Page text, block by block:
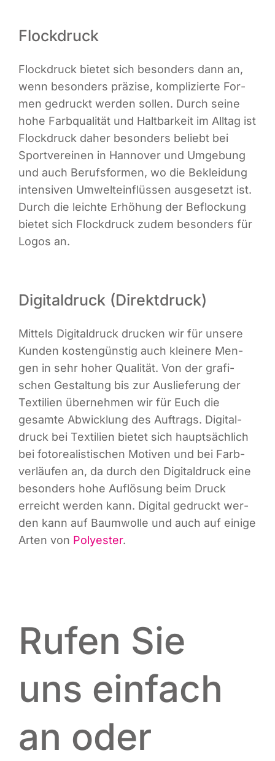
Flockdruck
Flock­druck bie­tet sich beson­ders dann an,
wenn beson­ders prä­zi­se, kom­pli­zier­te For­
men gedruckt wer­den sol­len. Durch sei­ne
hohe Farb­qua­li­tät und Halt­bar­keit im All­tag ist
Flock­druck daher beson­ders beliebt bei
Sport­ver­ei­nen in Han­no­ver und Umge­bung
und auch Berufs­for­men, wo die Beklei­dung
inten­si­ven Umwelt­ein­flüs­sen aus­ge­setzt ist.
Durch die leich­te Erhö­hung der Beflo­ckung
bie­tet sich Flock­druck zudem beson­ders für
Logos an.
Digitaldruck (Direktdruck)
Mit­tels Digi­tal­druck dru­cken wir für unse­re
Kun­den kos­ten­güns­tig auch klei­ne­re Men­
gen in sehr hoher Qua­li­tät. Von der gra­fi­
schen Gestal­tung bis zur Aus­lie­fe­rung der
Tex­ti­li­en über­neh­men wir für Euch die
gesam­te Abwick­lung des Auf­trags. Digi­tal­
druck bei Tex­ti­li­en bie­tet sich haupt­säch­lich
bei foto­rea­lis­ti­schen Moti­ven und bei Farb­
ver­läu­fen an, da durch den Digi­tal­druck eine
beson­ders hohe Auf­lö­sung beim Druck
erreicht wer­den kann. Digi­tal gedruckt wer­
den kann auf Baum­wol­le und auch auf eini­ge
Arten von Poly­es­ter.
Rufen Sie
uns einfach
an oder